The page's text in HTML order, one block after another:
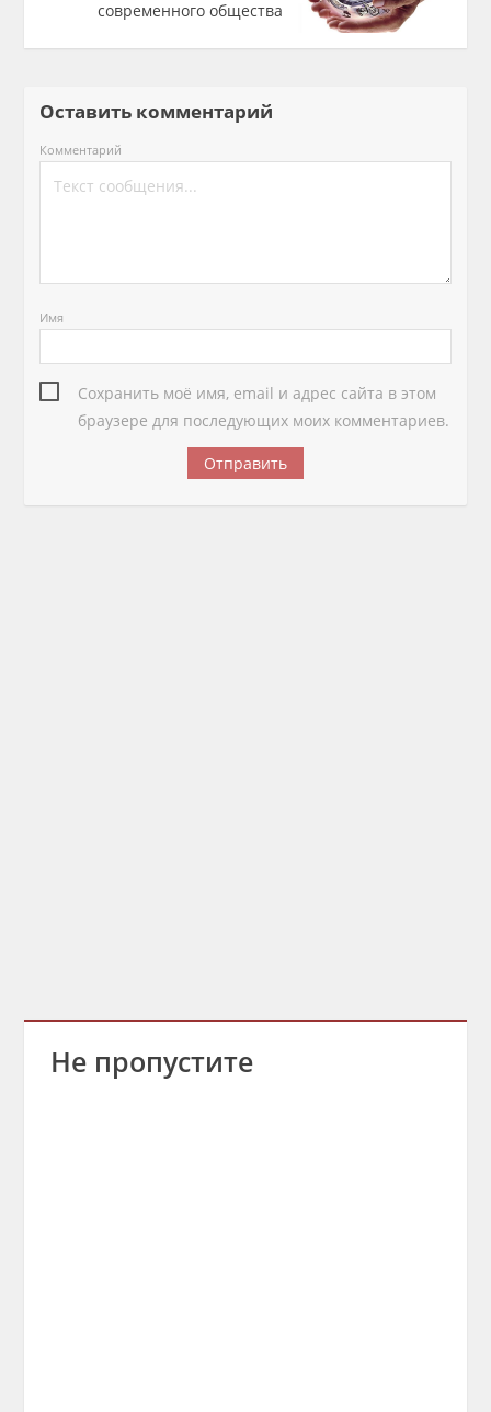
современного общества
Оставить комментарий
Комментарий
Имя
Сохранить моё имя, email и адрес сайта в этом
браузере для последующих моих комментариев.
Не пропустите